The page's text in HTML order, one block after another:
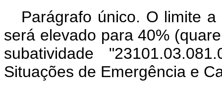
Parágrafo único. O limite
será elevado para 40%
subatividade
Situações de Emergência e